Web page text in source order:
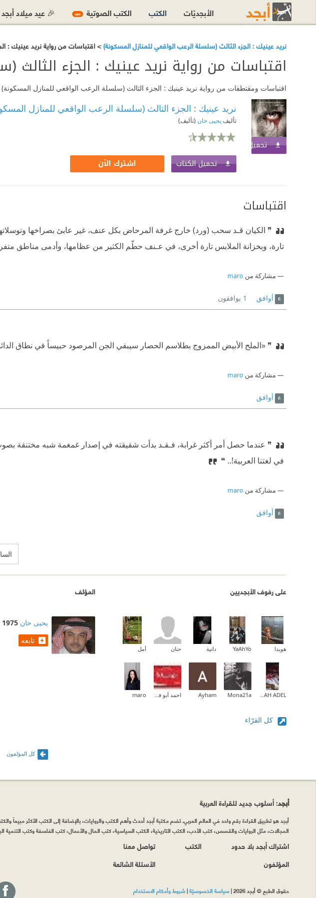
نريد عينيك : الجزء الثالث (سلسلة الرعب الواقعي للمنازل المسكونة)> اقتباسات من رواية نريد عينيك :
اقتباسات من رواية نريد عينيك : الجزء
اقتباسات ومقتطفات من رواية نريد عينيك : الجزء الثالث (سلسلة الرعب الواقعي للمنازل
تحميل الكتاب اشترك الآن
نريد عينيك : الجزء الثالث (سلسلة الرعب الواقعي للمنازل
تأليفيحيى خان (تأليف)
تحميل الكتاب اشترك الآن
اقتباسات
❞ الكيان قـد سحب (ورد) خارج غرفة المرحاض بكل عنف، غير عابئ بصراخها وتوسلاتها،
تارة، وبخزانة الملابس تارة أخرى، في عـنف حطّم الكثير من عظامها، وأدمى مناطق
مشاركة من maro
أوافق 1 يوافقون
❞ «الملح الأبيض الممزوج بطلاسم الحصار سيبقي الجن المرصود حبيساً في نطاق
مشاركة من maro
أوافق
❞ عندما حصل أمر أكثر غرابة، فـقـد بدأت شقيقته في إصدار غمغمة شبه مختنقة
في لغتنا العربية!.. ❝
مشاركة من maro
أوافق
على رفوف الأبجديين
هويدا YaAhYo دانية حنان أمل
ABDULLAH ADEL
Mona21a
Ayham احمد آبو فريده maro
كل القرّاء
المؤلف
يحيى خان 1975
تابعه
كل المؤلفون
الأبجديّات الكتب الكتب الصوتية جديد 🎉 عيد ميلاد أبجد
أبجد: أسلوب جديد للقراءة العربية
أبجد هو تطبيق القراءة رقم واحد في العالم العربي. تضم مكتبة أبجد أحدث وأهم الكتب والروايات، بالإضافة إلى الكتب الأكثر مبيعاً
المجالات، مثل الروايات والقصص، كتب الأدب، الكتب التاريخية، الكتب السياسية، كتب المال والأعمال، كتب الفلسفة وكتب التنمية
اشتراك أبجد بلا حدود
المؤلفون
الكتب
تواصل معنا
الأسئلة الشائعة
حقوق الطبع © أبجد 2026 |سياسة الخصوصيّة|شروط وأحكام الاستخدام